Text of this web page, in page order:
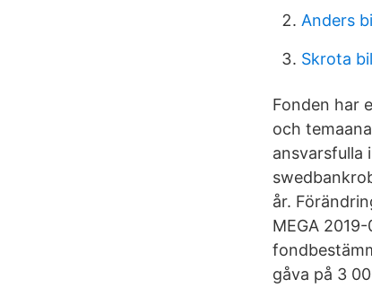
Anders
Skrota
Fonden har
och
ansvarsfulla
år.
MEGA
gåva på 3